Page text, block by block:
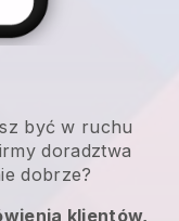
być w ruchu
doradztwa
dobrze?
klientów,